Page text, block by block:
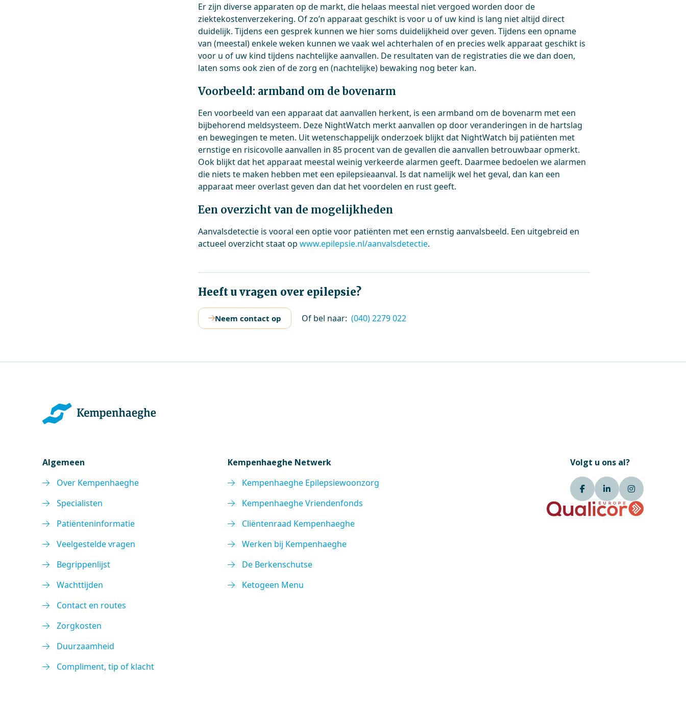
Er zijn diverse apparaten op de markt, die helaas meestal niet vergoed worden door de
ziektekostenverzekering. Of zo’n apparaat geschikt is voor u of uw kind is lang niet altijd direct
duidelijk. Tijdens een gesprek kunnen we hier soms duidelijkheid over geven. Tijdens een opname
van (meestal) enkele weken kunnen we vaak wel achterhalen of en precies welk apparaat geschikt is
voor u of uw kind tijdens nachtelijke aanvallen. De resultaten van de registraties die we dan doen,
laten soms ook zien of de zorg en (nachtelijke) bewaking nog beter kan.
Voorbeeld: armband om de bovenarm
Een voorbeeld van een apparaat dat aanvallen herkent, is een armband om de bovenarm met een
bijbehorend meldsysteem. Deze NightWatch merkt aanvallen op door veranderingen in de hartslag
en bewegingen te meten. Uit wetenschappelijk onderzoek blijkt dat NightWatch bij patiënten met
ernstige en risicovolle aanvallen in 85 procent van de gevallen die aanvallen betrouwbaar opmerkt.
Ook blijkt dat het apparaat meestal weinig verkeerde alarmen geeft. Daarmee bedoelen we alarmen
die niets te maken hebben met een epilepsieaanval. Is dat namelijk wel het geval, dan kan een
apparaat meer overlast geven dan dat het voordelen en rust geeft.
Een overzicht van de mogelijkheden
Aanvalsdetectie is vooral een optie voor patiënten met een ernstig aanvalsbeeld. Een uitgebreid en
actueel overzicht staat op www.epilepsie.nl/aanvalsdetectie.
Heeft u vragen over epilepsie?
Neem contact op Of bel naar: (040) 2279 022
Algemeen
Over Kempenhaeghe
Specialisten
Patiënteninformatie
Veelgestelde vragen
Begrippenlijst
Wachttijden
Contact en routes
Zorgkosten
Duurzaamheid
Compliment, tip of klacht
Kempenhaeghe Netwerk
Kempenhaeghe Epilepsiewoonzorg
Kempenhaeghe Vriendenfonds
Cliëntenraad Kempenhaeghe
Werken bij Kempenhaeghe
De Berkenschutse
Ketogeen Menu
Volgt u ons al?